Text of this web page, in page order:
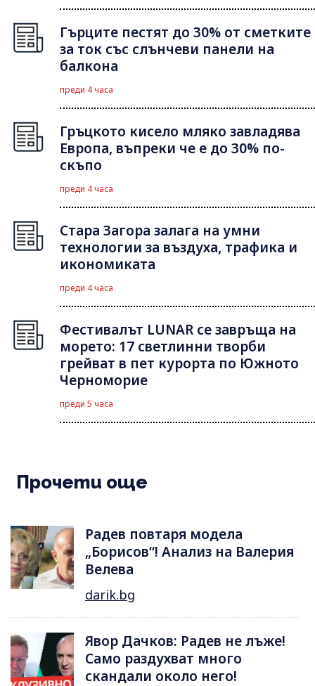
Гърците пестят до 30% от сметките
за ток със слънчеви панели на
балкона
преди 4 часа
Гръцкото кисело мляко завладява
Европа, въпреки че е до 30% по-
скъпо
преди 4 часа
Стара Загора залага на умни
технологии за въздуха, трафика и
икономиката
преди 4 часа
Фестивалът LUNAR се завръща на
морето: 17 светлинни творби
грейват в пет курорта по Южното
Черноморие
преди 5 часа
Прочети още
Радев повтаря модела
„Борисов“! Анализ на Валерия
Велева
darik.bg
Явор Дачков: Радев не лъже!
Само раздухват много
скандали около него!